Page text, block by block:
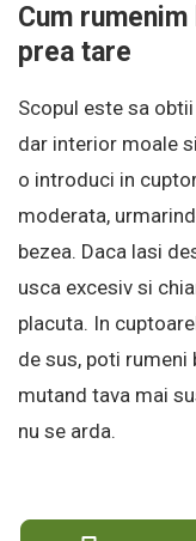
Cum
prea tare
Scopul este sa
dar interior moale
o introduci in
moderata,
bezea. Daca lasi
usca excesiv si
placuta. In
de sus, poti rumeni
mutand tava mai
nu se arda.